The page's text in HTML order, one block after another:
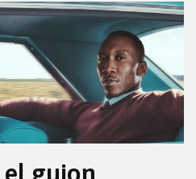
guion